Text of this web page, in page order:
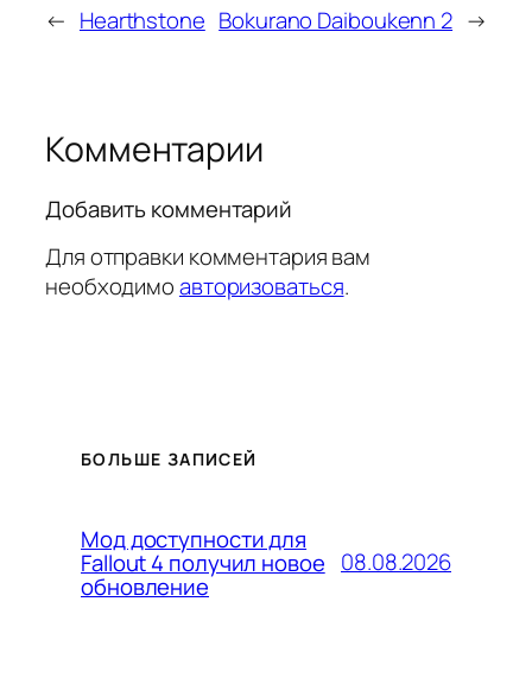
← Hearthstone Bokurano Daiboukenn 2 →
Комментарии
Добавить комментарий
Для отправки комментария вам
необходимоавторизоваться.
БОЛЬШЕ ЗАПИСЕЙ
Мод доступности для
Fallout 4 получил новое
обновление
08.08.2026